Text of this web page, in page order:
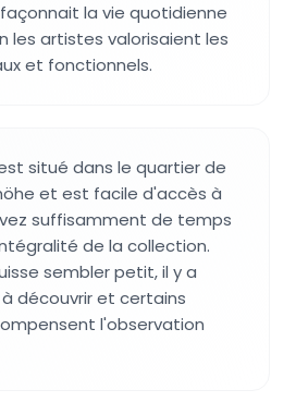
la vie quotidienne
les artistes valorisaient les
et fonctionnels.
situé dans le quartier de
et est facile d'accès à
suffisamment de temps
de la collection.
sembler petit, il y a
découvrir et certains
l'observation